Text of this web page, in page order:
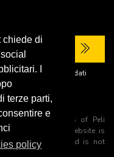
chiede di
I
terze parti,
e
policy
al trattamento dei miei dati
trademarks of Peli
affiliates. This website is
SRL and is not